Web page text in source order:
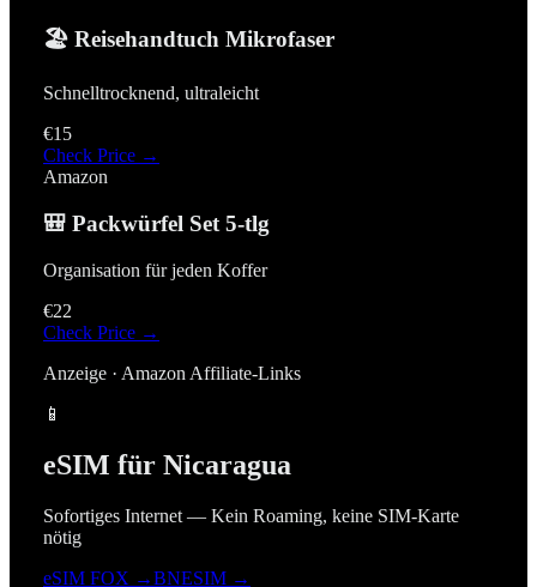
🏖️ Reisehandtuch Mikrofaser
Schnelltrocknend, ultraleicht
€15
Check Price →
Amazon
🎒 Packwürfel Set 5-tlg
Organisation für jeden Koffer
€22
Check Price →
Anzeige · Amazon Affiliate-Links
📱
eSIM für Nicaragua
Sofortiges Internet — Kein Roaming, keine SIM-Karte
nötig
eSIM FOX →BNESIM →